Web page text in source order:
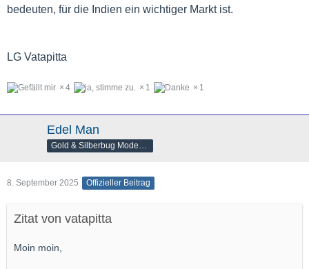
bedeuten, für die Indien ein wichtiger Markt ist.
LG Vatapitta
4 1 1
Edel Man
Gold & Silberbug Moderator
8. September 2025 Offizieller Beitrag
Zitat von vatapitta
Moin moin,